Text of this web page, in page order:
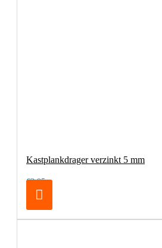
Kastplankdrager verzinkt 5 mm
€3,95